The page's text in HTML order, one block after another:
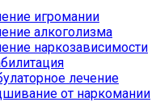
игромании
алкоголизма
наркозависимости
лечение
от наркомании